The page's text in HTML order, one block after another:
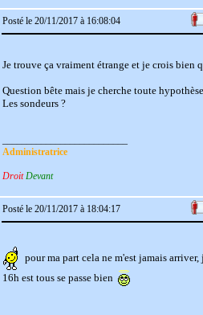
Posté le 20/11/2017 à 16:08:04
Je trouve ça vraiment étrange et je crois bien
Question bête mais je cherche toute
Les sondeurs ?
Administratrice
Droit Devant
Posté le 20/11/2017 à 18:04:17
pour ma part cela ne m'est jamais
16h est tous se passe bien